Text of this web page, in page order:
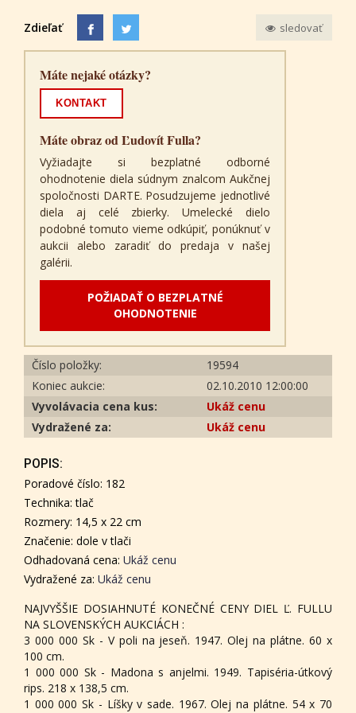
Zdieľať sledovať
Máte nejaké otázky?
KONTAKT
Máte obraz od Ľudovít Fulla?
Vyžiadajte si bezplatné odborné
ohodnotenie diela súdnym znalcom Aukčnej
spoločnosti DARTE. Posudzujeme jednotlivé
diela aj celé zbierky. Umelecké dielo
podobné tomuto vieme odkúpiť, ponúknuť v
aukcii alebo zaradiť do predaja v našej
galérii.
POŽIADAŤ O BEZPLATNÉ
OHODNOTENIE
Číslo položky:
19594
Koniec aukcie:
02.10.2010 12:00:00
Vyvolávacia cena kus:
Ukáž cenu
Vydražené za:
Ukáž cenu
POPIS:
Poradové číslo: 182
Technika: tlač
Rozmery: 14,5 x 22 cm
Značenie: dole v tlači
Odhadovaná cena: Ukáž cenu
Vydražené za: Ukáž cenu
NAJVYŠŠIE DOSIAHNUTÉ KONEČNÉ CENY DIEL Ľ. FULLU
NA SLOVENSKÝCH AUKCIÁCH :
3 000 000 Sk - V poli na jeseň. 1947. Olej na plátne. 60 x
100 cm.
1 000 000 Sk - Madona s anjelmi. 1949. Tapiséria-útkový
rips. 218 x 138,5 cm.
1 000 000 Sk - Líšky v sade. 1967. Olej na plátne. 54 x 70